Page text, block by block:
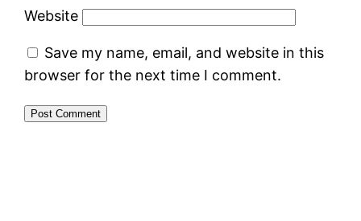
Website
Save my name, email, and website in this
browser for the next time I comment.